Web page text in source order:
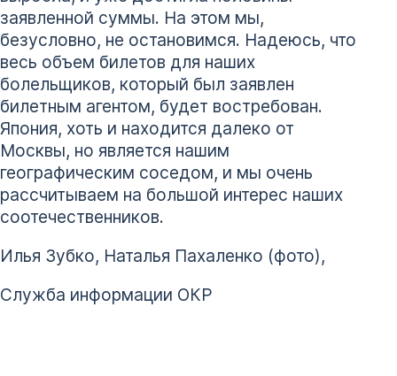
заявленной суммы. На этом мы,
безусловно, не остановимся. Надеюсь, что
весь объем билетов для наших
болельщиков, который был заявлен
билетным агентом, будет востребован.
Япония, хоть и находится далеко от
Москвы, но является нашим
географическим соседом, и мы очень
рассчитываем на большой интерес наших
соотечественников.
Илья Зубко, Наталья Пахаленко (фото),
Служба информации ОКР